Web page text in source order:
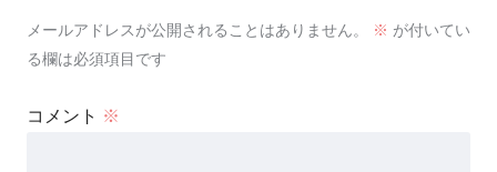
メールアドレスが公開されることはありません。 ※ が付いてい
る欄は必須項目です
コメント ※